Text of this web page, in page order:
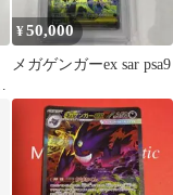
¥50,000
メガゲンガーex sar psa9